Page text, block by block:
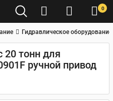
0
Гидравлическое оборудование
20 тонн для
ручной привод